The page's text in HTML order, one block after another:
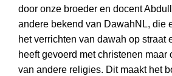
door onze broeder en docent
andere bekend van DawahNL, die
het verrichten van dawah op straat
heeft gevoerd met christenen maar
van andere religies. Dit maakt het